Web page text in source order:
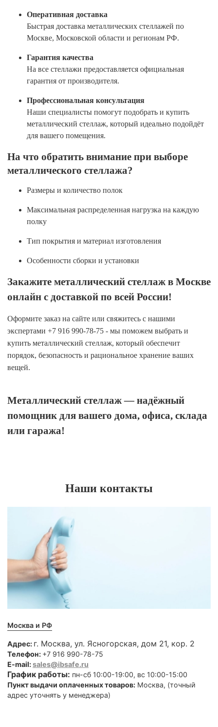
Оперативная доставка
Быстрая доставка металлических стеллажей по
Москве, Московской области и регионам РФ.
Гарантия качества
На все стеллажи предоставляется официальная
гарантия от производителя.
Профессиональная консультация
Наши специалисты помогут подобрать и купить
металлический стеллаж, который идеально подойдёт
для вашего помещения.
На что обратить внимание при выборе
металлического стеллажа?
Размеры и количество полок
Максимальная распределенная нагрузка на каждую
полку
Тип покрытия и материал изготовления
Особенности сборки и установки
Закажите металлический стеллаж в Москве
онлайн с доставкой по всей России!
Оформите заказ на сайте или свяжитесь с нашими
экспертами +7 916 990-78-75 - мы поможем выбрать и
купить металлический стеллаж, который обеспечит
порядок, безопасность и рациональное хранение ваших
вещей.
Металлический стеллаж — надёжный
помощник для вашего дома, офиса, склада
или гаража!
Наши контакты
Москва и РФ
Адрес: г. Москва, ул. Ясногорская, дом 21, кор. 2
Телефон: +7 916 990-78-75
E-mail:sales@ibsafe.ru
График работы: пн-сб 10:00-19:00, вс 10:00-15:00
Пункт выдачи оплаченных товаров: Москва, (точный
адрес уточнять у менеджера)